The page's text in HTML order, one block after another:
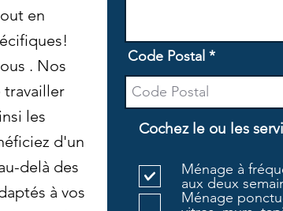
en
. Nos
travailler
les
d'un
delà des
à vos
Code Postal
Cochez le ou les
Ménage à
aux deux
Ménage